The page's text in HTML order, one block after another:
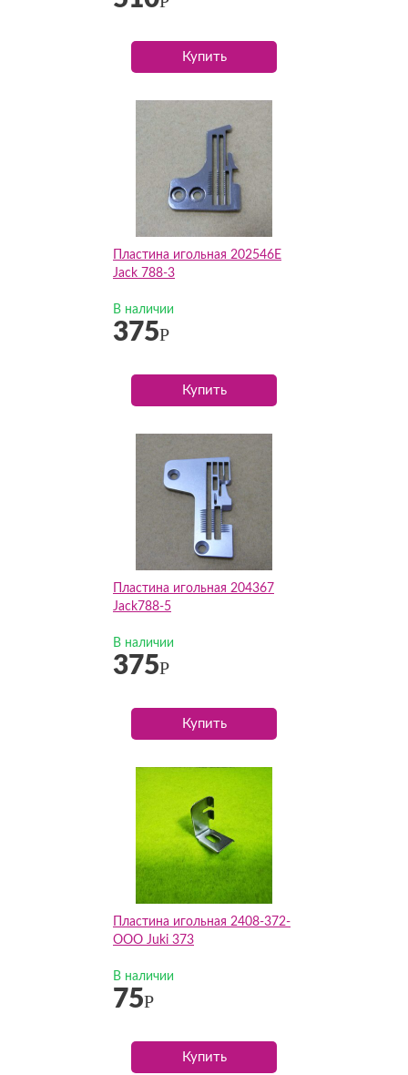
Купить
Пластина игольная 202546E
Jack 788-3
В наличии
375Р
Купить
Пластина игольная 204367
Jack788-5
В наличии
375Р
Купить
Пластина игольная 2408-372-
OOO Juki 373
В наличии
75Р
Купить